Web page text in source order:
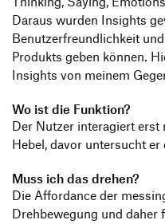
Daraus wurden Insights
Benutzerfreundlichkeit
Produkts geben können.
Insights von meinem
Wo ist die Funktion?
Der Nutzer interagiert erst
Hebel, davor untersucht
Muss ich das drehen?
Die Affordance der
Drehbewegung und daher